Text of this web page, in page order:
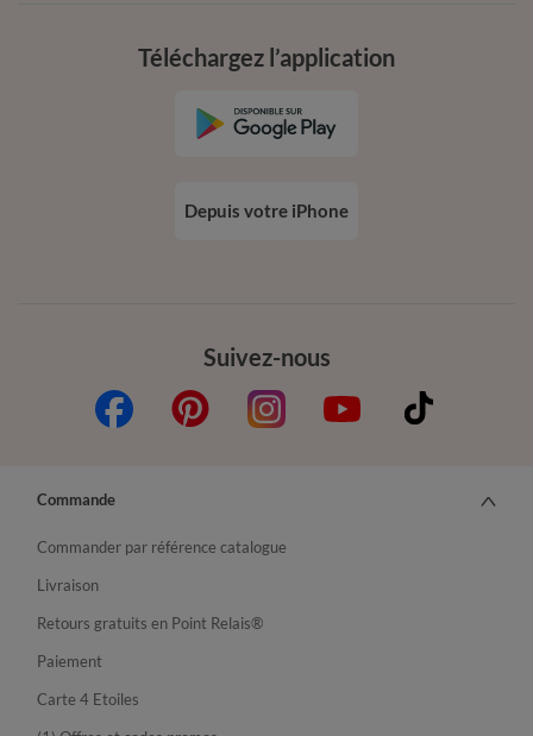
Suivez-nous
Téléchargez l’application
Depuis votre iPhone
Commande
Commander par référence catalogue
Livraison
Retours gratuits en Point Relais®
Paiement
Carte 4 Etoiles